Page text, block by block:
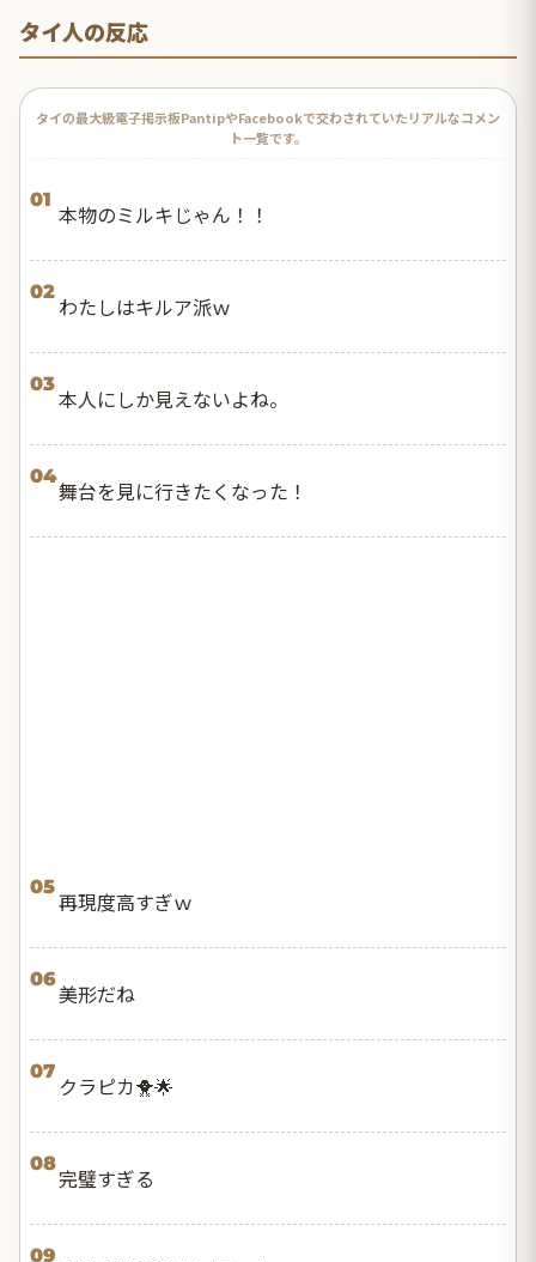
タイ人の反応
タイの最大級電子掲示板PantipやFacebookで交わされていたリアルなコメン
ト一覧です。
01
本物のミルキじゃん！！
02
わたしはキルア派ｗ
03
本人にしか見えないよね。
04
舞台を見に行きたくなった！
05
再現度高すぎｗ
06
美形だね
07
クラピカ🐥🌟
08
完璧すぎる
09